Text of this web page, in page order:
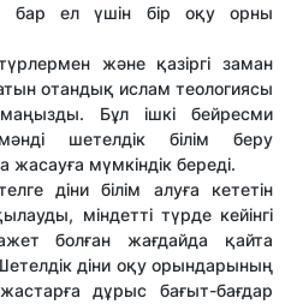
бар ел үшін бір оқу орны
және қазіргі заман
отандық ислам теологиясы
Бұл ішкі бейресми
шетелдік білім беру
мүмкіндік береді.
діни білім алуға кететін
міндетті түрде кейінгі
болған жағдайда қайта
діни оқу орындарының
дұрыс бағыт-бағдар